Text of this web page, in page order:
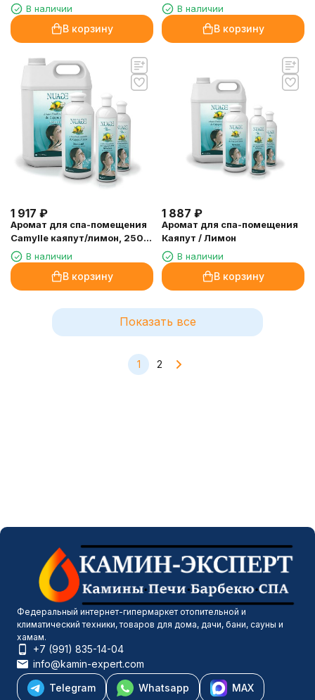
В наличии
В корзину
В наличии
В корзину
1 917 ₽
Аромат для спа-помещения
Camylle каяпут/лимон, 250
мл В наличии
В корзину
1 887 ₽
Аромат для спа-помещения
Каяпут / Лимон
В наличии
В корзину
Показать все
1 2
Федеральный интернет-гипермаркет отопительной и
климатический техники, товаров для дома, дачи, бани, сауны и
хамам.
+7 (991) 835-14-04
info@kamin-expert.com
Telegram
Whatsapp MAX